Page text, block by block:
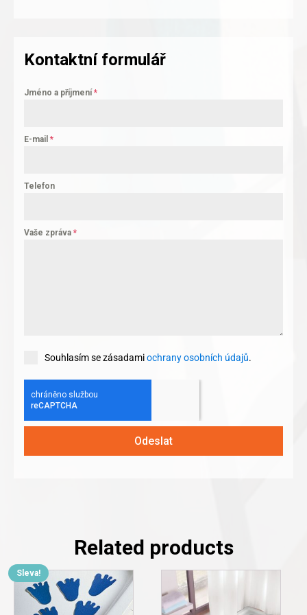
Kontaktní formulář
Jméno a příjmení*
E-mail *
Telefon
Vaše zpráva *
Souhlasím se zásadamiochrany osobních údajů.
Odeslat
Related products
Sleva!
product
has